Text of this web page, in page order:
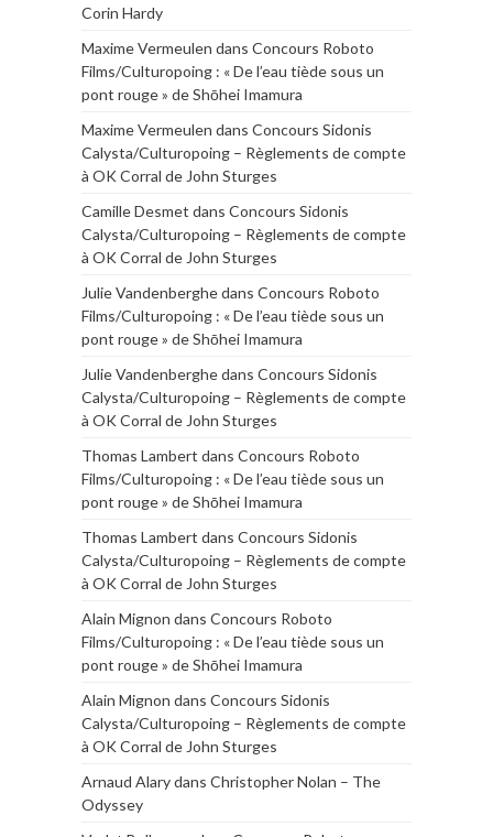
Corin Hardy
Maxime Vermeulen dans Concours Roboto
Films/Culturopoing : « De l’eau tiède sous un
pont rouge » de Shōhei Imamura
Maxime Vermeulen dans Concours Sidonis
Calysta/Culturopoing – Règlements de compte
à OK Corral de John Sturges
Camille Desmet dans Concours Sidonis
Calysta/Culturopoing – Règlements de compte
à OK Corral de John Sturges
Julie Vandenberghedans Concours Roboto
Films/Culturopoing : « De l’eau tiède sous un
pont rouge » de Shōhei Imamura
Julie Vandenberghedans Concours Sidonis
Calysta/Culturopoing – Règlements de compte
à OK Corral de John Sturges
Thomas Lambert dans Concours Roboto
Films/Culturopoing : « De l’eau tiède sous un
pont rouge » de Shōhei Imamura
Thomas Lambert dans Concours Sidonis
Calysta/Culturopoing – Règlements de compte
à OK Corral de John Sturges
Alain Mignon dans Concours Roboto
Films/Culturopoing : « De l’eau tiède sous un
pont rouge » de Shōhei Imamura
Alain Mignon dans Concours Sidonis
Calysta/Culturopoing – Règlements de compte
à OK Corral de John Sturges
Arnaud Alarydans Christopher Nolan – The
Odyssey